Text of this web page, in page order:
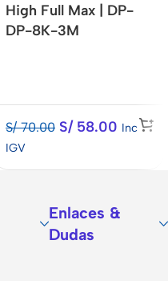
High Full Max | DP-
DP-8K-3M
S/70.00 S/58.00 Inc
IGV
Enlaces &
Dudas